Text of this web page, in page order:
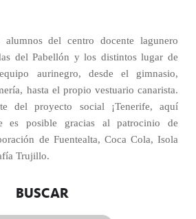
del centro docente lagunero
del Pabellón y los distintos lugar de
aurinegro, desde el gimnasio,
hasta el propio vestuario canarista.
del proyecto social ¡Tenerife, aquí
es posible gracias al patrocinio de
de Fuentealta, Coca Cola, Isola
Trujillo.
BUSCAR